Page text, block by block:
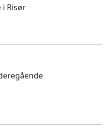
i Risør